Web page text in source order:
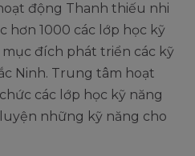
động Thanh thiếu nhi
hơn 1000 các lớp học kỹ
đích phát triển các kỹ
Ninh. Trung tâm hoạt
các lớp học kỹ năng
những kỹ năng cho